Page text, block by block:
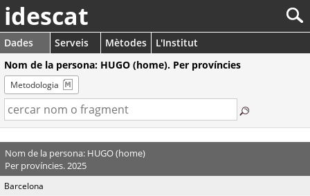
idescat
Dades Serveis Mètodes
L'Institut
Nom de la persona: HUGO (home). Per províncies
Metodologia
Nom de la persona: HUGO (home)
Per províncies. 2025
Barcelona